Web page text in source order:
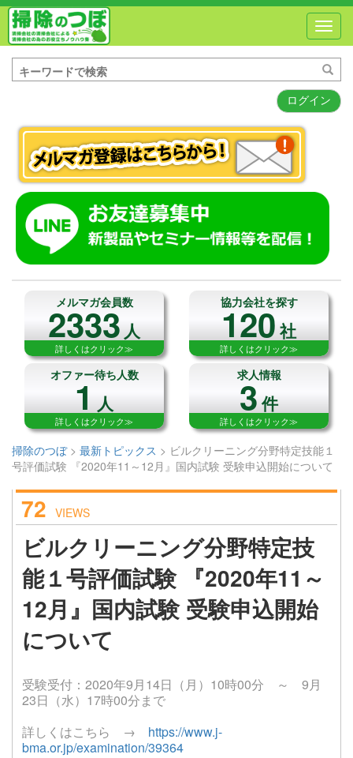
ログイン
メルマガ会員数
2333人
詳しくはクリック≫
協力会社を探す
120社
詳しくはクリック≫
オファー待ち人数
1人
詳しくはクリック≫
求人情報
3件
詳しくはクリック≫
掃除のつぼ> 最新トピックス > ビルクリーニング分野特定技能１
号評価試験 『2020年11～12月』国内試験 受験申込開始について
72 VIEWS
ビルクリーニング分野特定技
能１号評価試験 『2020年11～
12月』国内試験 受験申込開始
について
受験受付：2020年9月14日（月）10時00分 ～ 9月
23日（水）17時00分まで
詳しくはこちら → https://www.j-
bma.or.jp/examination/39364